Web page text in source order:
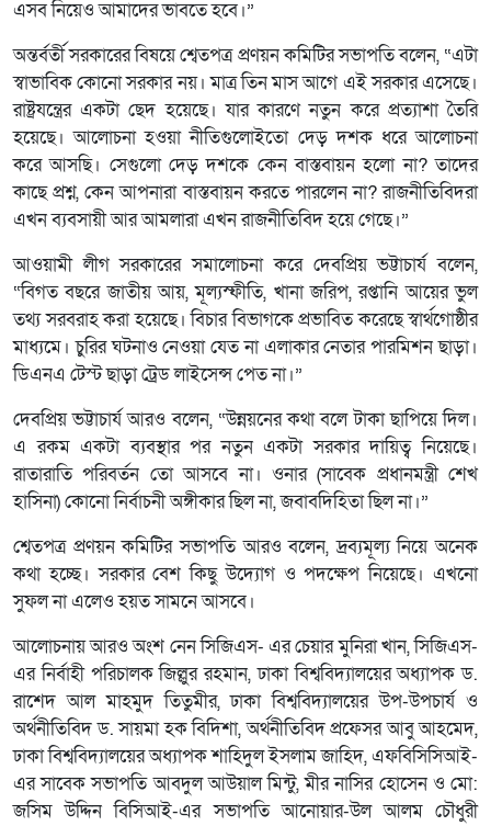
এসব নিয়েও আমাদের ভাবতে হবে।”
অন্তর্বর্তী সরকারের বিষয়ে শ্বেতপত্র প্রণয়ন কমিটির সভাপতি বলেন, “এটা
স্বাভাবিক কোনো সরকার নয়। মাত্র তিন মাস আগে এই সরকার এসেছে।
রাষ্ট্রযন্ত্রের একটা ছেদ হয়েছে। যার কারণে নতুন করে প্রত্যাশা তৈরি
হয়েছে। আলোচনা হওয়া নীতিগুলোইতো দেড় দশক ধরে আলোচনা
করে আসছি। সেগুলো দেড় দশকে কেন বাস্তবায়ন হলো না? তাদের
কাছে প্রশ্ন, কেন আপনারা বাস্তবায়ন করতে পারলেন না? রাজনীতিবিদরা
এখন ব্যবসায়ী আর আমলারা এখন রাজনীতিবিদ হয়ে গেছে।”
আওয়ামী লীগ সরকারের সমালোচনা করে দেবপ্রিয় ভট্টাচার্য বলেন,
“বিগত বছরে জাতীয় আয়, মূল্যস্ফীতি, খানা জরিপ, রপ্তানি আয়ের ভুল
তথ্য সরবরাহ করা হয়েছে। বিচার বিভাগকে প্রভাবিত করেছে স্বার্থগোষ্ঠীর
মাধ্যমে। চুরির ঘটনাও নেওয়া যেত না এলাকার নেতার পারমিশন ছাড়া।
ডিএনএ টেস্ট ছাড়া ট্রেড লাইসেন্স পেত না।”
দেবপ্রিয় ভট্টাচার্য আরও বলেন, “উন্নয়নের কথা বলে টাকা ছাপিয়ে দিল।
এ রকম একটা ব্যবস্থার পর নতুন একটা সরকার দায়িত্ব নিয়েছে।
রাতারাতি পরিবর্তন তো আসবে না। ওনার (সাবেক প্রধানমন্ত্রী শেখ
হাসিনা) কোনো নির্বাচনী অঙ্গীকার ছিল না, জবাবদিহিতা ছিল না।”
শ্বেতপত্র প্রণয়ন কমিটির সভাপতি আরও বলেন, দ্রব্যমূল্য নিয়ে অনেক
কথা হচ্ছে। সরকার বেশ কিছু উদ্যোগ ও পদক্ষেপ নিয়েছে। এখনো
সুফল না এলেও হয়ত সামনে আসবে।
আলোচনায় আরও অংশ নেন সিজিএস- এর চেয়ার মুনিরা খান, সিজিএস-
এর নির্বাহী পরিচালক জিল্লুর রহমান, ঢাকা বিশ্ববিদ্যালয়ের অধ্যাপক ড.
রাশেদ আল মাহমুদ তিতুমীর, ঢাকা বিশ্ববিদ্যালয়ের উপ-উপচার্য ও
অর্থনীতিবিদ ড. সায়মা হক বিদিশা, অর্থনীতিবিদ প্রফেসর আবু আহমেদ,
ঢাকা বিশ্ববিদ্যালয়ের অধ্যাপক শাহিদুল ইসলাম জাহিদ, এফবিসিসিআই-
এর সাবেক সভাপতি আবদুল আউয়াল মিন্টু, মীর নাসির হোসেন ও মো:
জসিম উদ্দিন বিসিআই-এর সভাপতি আনোয়ার-উল আলম চৌধুরী